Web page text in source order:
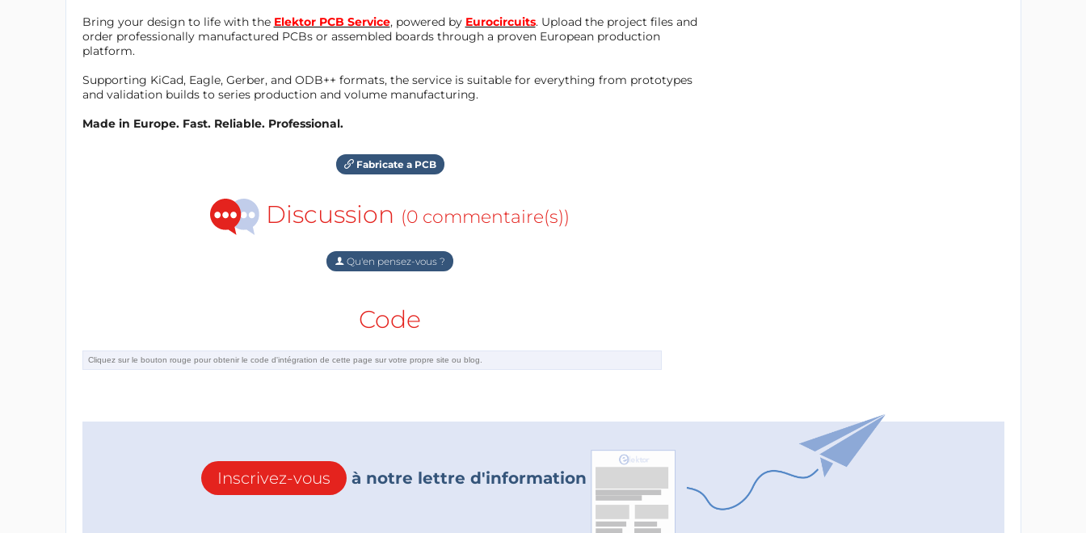
Bring your design to life with the Elektor PCB Service, powered by Eurocircuits. Upload the project files and
order professionally manufactured PCBs or assembled boards through a proven European production
platform.
Supporting KiCad, Eagle, Gerber, and ODB++ formats, the service is suitable for everything from prototypes
and validation builds to series production and volume manufacturing.
Made in Europe. Fast. Reliable. Professional.
Fabricate a PCB
Discussion (0 commentaire(s))
Qu'en pensez-vous ?
Code
Inscrivez-vous à notre lettre d'information